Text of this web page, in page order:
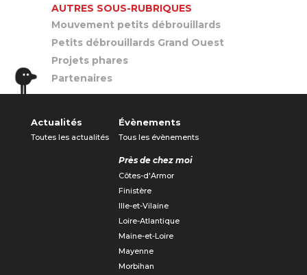
AUTRES SOUS-RUBRIQUES
Mouvement petits débrouillards
Petits débrouillards Grand Ouest
Projets phares
Partenaires
Actualités
Toutes les actualités
Évènements
Tous les évènements
Près de chez moi
Côtes-d'Armor
Finistère
Ille-et-Vilaine
Loire-Atlantique
Maine-et-Loire
Mayenne
Morbihan